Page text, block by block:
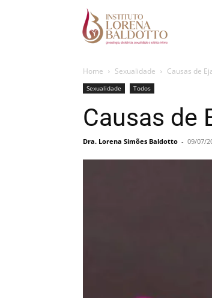
Home Sexualidade Causas de
Sexualidade Todos
Causas de
Dra. Lorena Simões Baldotto - 09/07/